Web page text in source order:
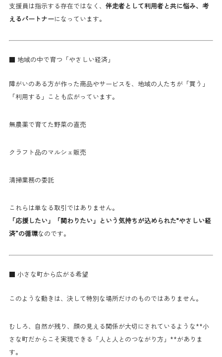
支援員は指示する存在ではなく、 伴走者として利用者と共に悩み、考
えるパートナーになっています。
■ 地域の中で育つ「やさしい経済」
障がいのある方が作った商品やサービスを、地域の人たちが「買う」
「利用する」ことも広がっています。
無農薬で育てた野菜の直売
クラフト品のマルシェ販売
清掃業務の委託
これらは単なる取引ではありません。
「応援したい」「関わりたい」という気持ちが込められた“やさしい経
済”の循環なのです。
■ 小さな町から広がる希望
このような動きは、決して特別な場所だけのものではありません。
むしろ、自然が残り、顔の見える関係が大切にされているような**小
さな町だからこそ実現できる「人と人とのつながり方」**がありま
す。